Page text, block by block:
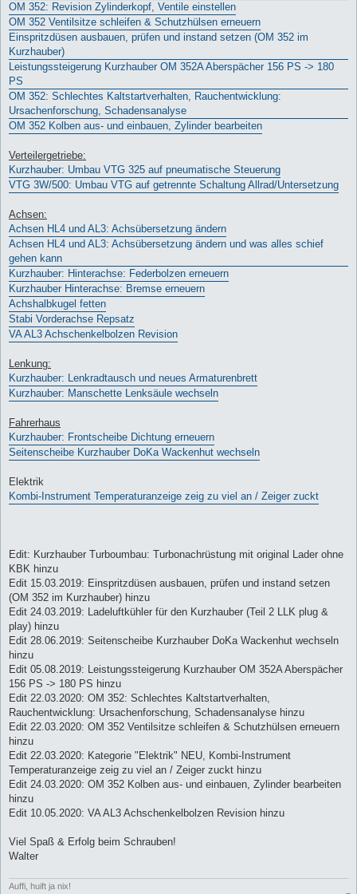
OM 352: Revision Zylinderkopf, Ventile einstellen
OM 352 Ventilsitze schleifen & Schutzhülsen erneuern
Einspritzdüsen ausbauen, prüfen und instand setzen (OM 352 im
Kurzhauber)
Leistungssteigerung Kurzhauber OM 352A Aberspächer 156 PS -> 180
PS
OM 352: Schlechtes Kaltstartverhalten, Rauchentwicklung:
Ursachenforschung, Schadensanalyse
OM 352 Kolben aus- und einbauen, Zylinder bearbeiten
Verteilergetriebe:
Kurzhauber: Umbau VTG 325 auf pneumatische Steuerung
VTG 3W/500: Umbau VTG auf getrennte Schaltung Allrad/Untersetzung
Achsen:
Achsen HL4 und AL3: Achsübersetzung ändern
Achsen HL4 und AL3: Achsübersetzung ändern und was alles schief
gehen kann
Kurzhauber: Hinterachse: Federbolzen erneuern
Kurzhauber Hinterachse: Bremse erneuern
Achshalbkugel fetten
Stabi Vorderachse Repsatz
VA AL3 Achschenkelbolzen Revision
Lenkung:
Kurzhauber: Lenkradtausch und neues Armaturenbrett
Kurzhauber: Manschette Lenksäule wechseln
Fahrerhaus
Kurzhauber: Frontscheibe Dichtung erneuern
Seitenscheibe Kurzhauber DoKa Wackenhut wechseln
Elektrik
Kombi-Instrument Temperaturanzeige zeig zu viel an / Zeiger zuckt
Edit: Kurzhauber Turboumbau: Turbonachrüstung mit original Lader ohne
KBK hinzu
Edit 15.03.2019: Einspritzdüsen ausbauen, prüfen und instand setzen
(OM 352 im Kurzhauber) hinzu
Edit 24.03.2019: Ladeluftkühler für den Kurzhauber (Teil 2 LLK plug &
play) hinzu
Edit 28.06.2019: Seitenscheibe Kurzhauber DoKa Wackenhut wechseln
hinzu
Edit 05.08.2019: Leistungssteigerung Kurzhauber OM 352A Aberspächer
156 PS -> 180 PS hinzu
Edit 22.03.2020: OM 352: Schlechtes Kaltstartverhalten,
Rauchentwicklung: Ursachenforschung, Schadensanalyse hinzu
Edit 22.03.2020: OM 352 Ventilsitze schleifen & Schutzhülsen erneuern
hinzu
Edit 22.03.2020: Kategorie "Elektrik" NEU, Kombi-Instrument
Temperaturanzeige zeig zu viel an / Zeiger zuckt hinzu
Edit 24.03.2020: OM 352 Kolben aus- und einbauen, Zylinder bearbeiten
hinzu
Edit 10.05.2020: VA AL3 Achschenkelbolzen Revision hinzu
Viel Spaß & Erfolg beim Schrauben!
Walter
Auffi, huift ja nix!